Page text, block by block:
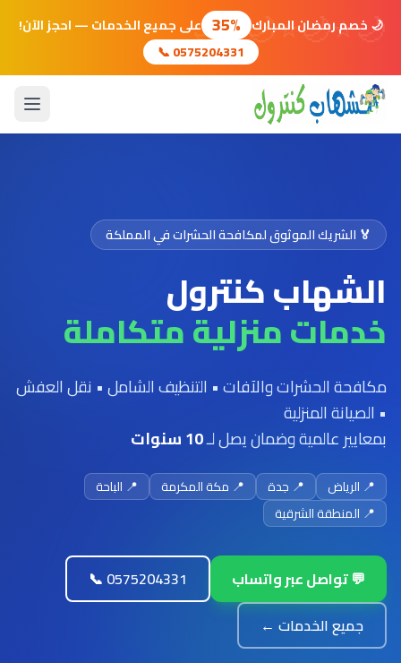
🌙
⭐
🌙
⭐
🌙
⭐
🌙 🌙 خصم رمضان المبارك 35% على جميع الخدمات — احجز الآن!
📞 0575204331
🏅 الشريك الموثوق لمكافحة الحشرات في المملكة
الشهاب كنترول
خدمات منزلية متكاملة
مكافحة الحشرات والآفات • التنظيف الشامل • نقل العفش
• الصيانة المنزلية
بمعايير عالمية وضمان يصل لـ10 سنوات
📍 الرياض 📍 جدة 📍 مكة المكرمة
📍 الباحة
📍 المنطقة الشرقية
💬 تواصل عبر واتساب
📞 0575204331
جميع الخدمات ←